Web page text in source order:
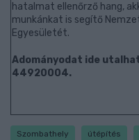
hatalmat ellenőrző hang,
munkánkat is segítő
Egyesületét.
Adományodat ide
44920004.
Szombathely útépítés